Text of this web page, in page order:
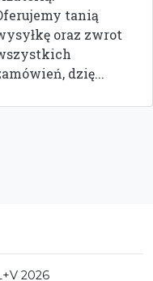
tanią
oraz zwrot
dzię...
2026